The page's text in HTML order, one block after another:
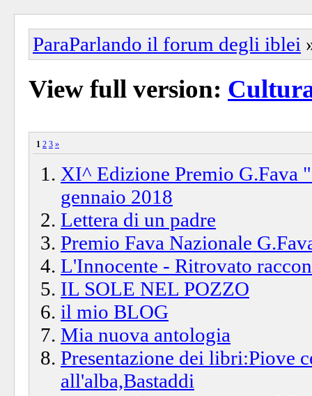
ParaParlando il forum degli iblei
View full version:
1 2 3 »
XI^ Edizione Premio G.Fava
gennaio 2018
Lettera di un padre
Premio Fava Nazionale
L'Innocente - Ritrovato
IL SOLE NEL POZZO
il mio BLOG
Mia nuova antologia
Presentazione dei libri:Piove
all'alba,Bastaddi